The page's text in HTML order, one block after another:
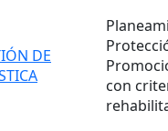
DE
con